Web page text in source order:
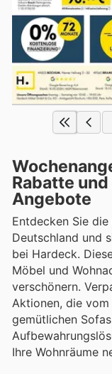
Rabatte
Angebote
Entdecken Sie
Deutschland und
bei Hardeck.
Möbel und
verschönern.
Aktionen, die vom
gemütlichen
Ihre Wohnräume